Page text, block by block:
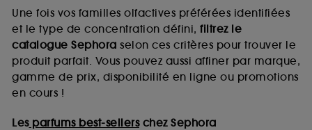
Une fois vos familles olfactives préférées identifiées
et le type de concentration défini, filtrez le
catalogue Sephora selon ces critères pour trouver le
produit parfait. Vous pouvez aussi affiner par marque,
gamme de prix, disponibilité en ligne ou promotions
en cours !
Lesparfums best-sellerschez Sephora